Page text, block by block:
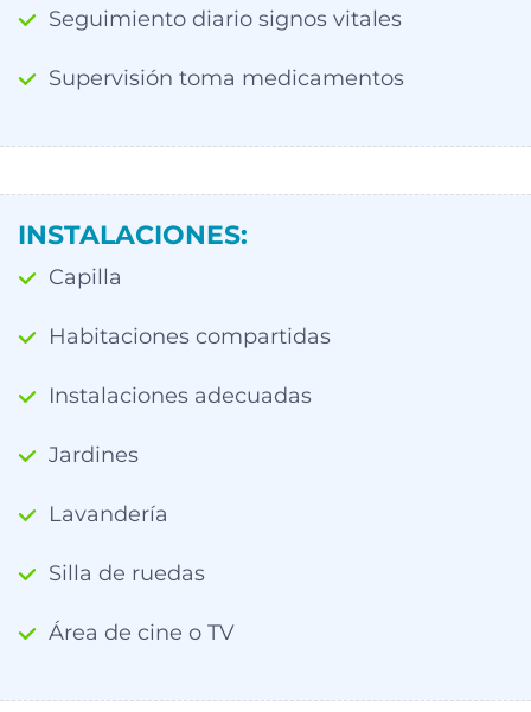
Seguimiento diario signos vitales
Supervisión toma medicamentos
INSTALACIONES:
Capilla
Habitaciones compartidas
Instalaciones adecuadas
Jardines
Lavandería
Silla de ruedas
Área de cine o TV